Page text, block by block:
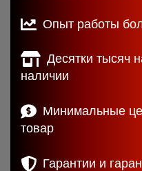
Опыт работы
Десятки тысяч
наличии
Минимальные
товар
Гарантии и